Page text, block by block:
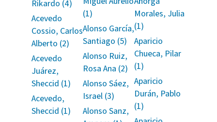
Rikardo (4)
Acevedo
Cossio, Carlos
Alberto (2)
Acevedo
Juárez,
Sheccid (1)
Acevedo,
Sheccid (1)
(1)
Alonso García,
Santiago (5)
Alonso Ruiz,
Rosa Ana (2)
Alonso Sáez,
Israel (3)
Alonso Sanz,
Morales, Julia
(1)
Aparicio
Chueca, Pilar
(1)
Aparicio
Durán, Pablo
(1)